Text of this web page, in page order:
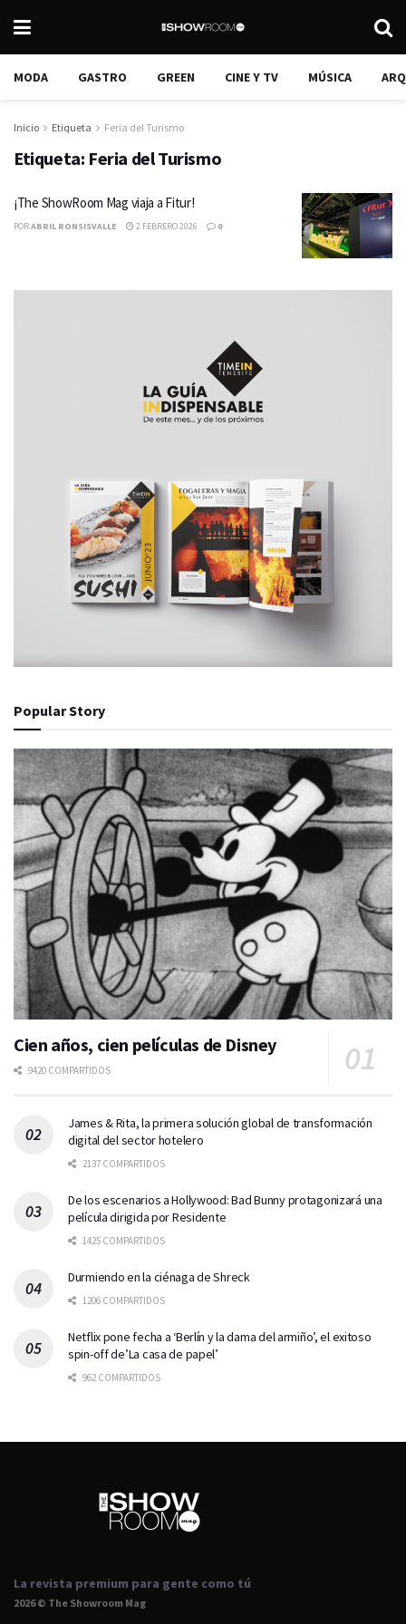
MODA GASTRO GREEN CINE Y TV MÚSICA
Inicio Etiqueta Feria del Turismo
Etiqueta: Feria del Turismo
¡The ShowRoom Mag viaja a Fitur!
PORABRIL RONSISVALLE 2 FEBRERO 2026 0
Popular Story
Cien años, cien películas de Disney
9420 COMPARTIDOS
James & Rita, la primera solución global de transformación
digital del sector hotelero
2137 COMPARTIDOS
De los escenarios a Hollywood: Bad Bunny protagonizará una
película dirigida por Residente
1425 COMPARTIDOS
Durmiendo en la ciénaga de Shreck
1206 COMPARTIDOS
Netflix pone fecha a ‘Berlín y la dama del armiño’, el exitoso
spin-off de’La casa de papel’
962 COMPARTIDOS
La revista premium para gente como tú
2026 © The Showroom Mag